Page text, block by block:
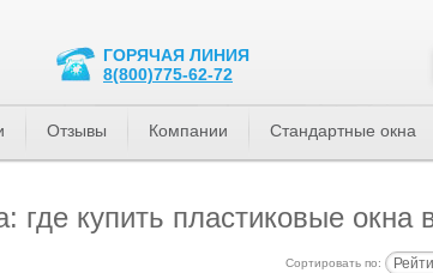
купить пластиковые окна
Сортировать по:
ГОРЯЧАЯ ЛИНИЯ
8(800)775-62-72
Отзывы Компании Стандартные окна